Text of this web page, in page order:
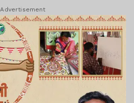
Advertisement